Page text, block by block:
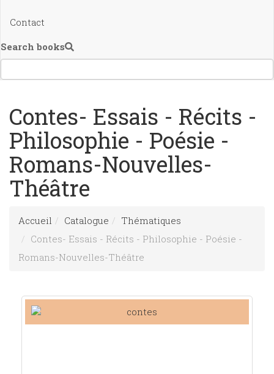
Contact
Search books
Contes- Essais - Récits -
Philosophie - Poésie -
Romans-Nouvelles-
Théâtre
Accueil Catalogue
Thématiques
Contes- Essais - Récits - Philosophie - Poésie -
Romans-Nouvelles-Théâtre